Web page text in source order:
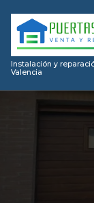
content
Instalación y
Valencia